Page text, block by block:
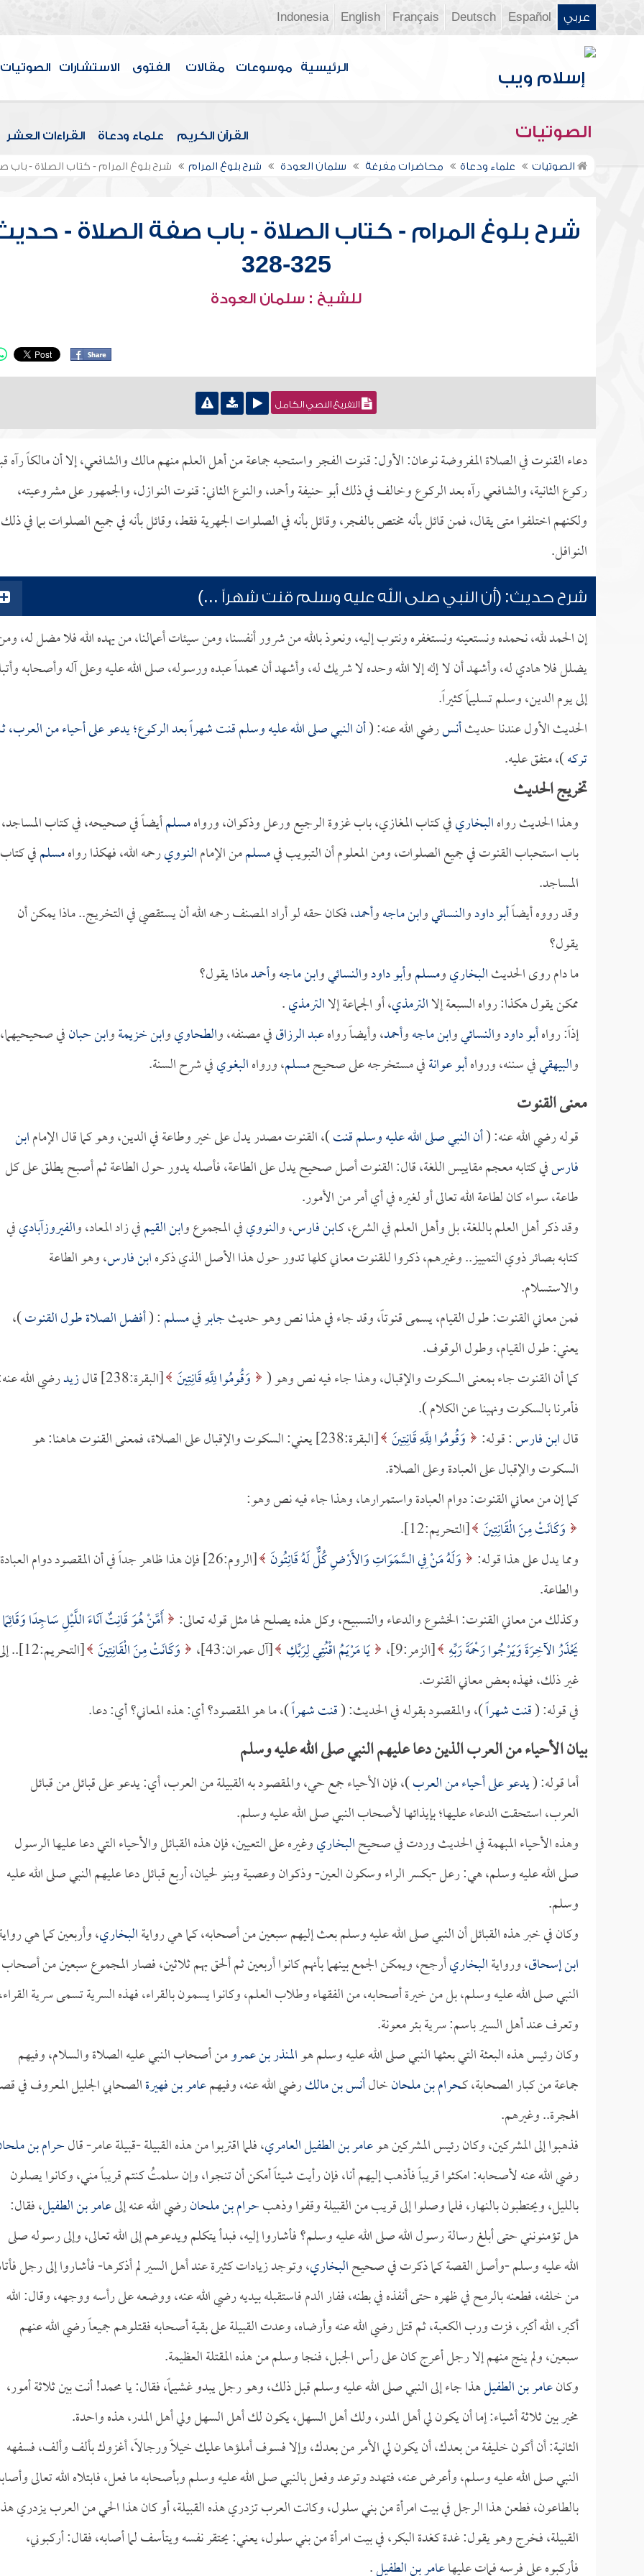
عربي Español
Deutsch
Français
English
Indonesia
الرئيسية موسوعات مقالات الفتوى الاستشارات الصوتيات
الصوتيات القرآن الكريم علماء ودعاة القراءات العشر
الصوتيات علماء ودعاة محاضرات مفرغة سلمان العودة شرح بلوغ المرام شرح بلوغ المرام - كتاب الصلاة - باب صفة
شرح بلوغ المرام - كتاب الصلاة - باب صفة الصلاة -
325-328
للشيخ : سلمان العودة
التفريغ النصي الكامل
دعاء القنوت في الصلاة المفروضة نوعان: الأول: قنوت الفجر واستحبه جماعة من أهل العلم منهم مالك والشافعي، إلا أن مالكاً رآه
ركوع الثانية، والشافعي رآه بعد الركوع وخالف في ذلك أبو حنيفة وأحمد، والنوع الثاني: قنوت النوازل، والجمهور على مشروعيته،
ولكنهم اختلفوا متى يقال، فمن قائل بأنه مختص بالفجر، وقائل بأنه في الصلوات الجهرية فقط، وقائل بأنه في جميع الصلوات بما في ذلك
النوافل.
شرح حديث: (أن النبي صلى الله عليه وسلم قنت شهراً ...)
إن الحمد لله، نحمده ونستعينه ونستغفره ونتوب إليه، ونعوذ بالله من شرور أنفسنا، ومن سيئات أعمالنا، من يهده الله فلا مضل له،
يضلل فلا هادي له، وأشهد أن لا إله إلا الله وحده لا شريك له، وأشهد أن محمداً عبده ورسوله، صلى الله عليه وعلى آله وأصحابه
إلى يوم الدين، وسلم تسليماً كثيراً.
الحديث الأول عندنا حديثأنسرضي الله عنه: (أن النبي صلى الله عليه وسلم قنت شهراً بعد الركوع؛ يدعو على أحياء من العرب،
تركه)، متفق عليه. ‏
تخريج الحديث
وهذا الحديث رواهالبخاريفي كتاب المغازي، باب غزوة الرجيع ورعل وذكوان، ورواهمسلمأيضاً في صحيحه، في كتاب المساجد،
باب استحباب القنوت في جميع الصلوات، ومن المعلوم أن التبويب فيمسلممن الإمامالنوويرحمه الله، فهكذا رواهمسلمفي كتاب
المساجد.
وقد رووه أيضاًأبو داودوالنسائيوابن ماجهوأحمد، فكان حقه لو أراد المصنف رحمه الله أن يستقصي في التخريج.. ماذا يمكن أن
يقول؟
ما دام روى الحديثالبخاريومسلموأبو داودوالنسائيوابن ماجهوأحمدماذا يقول؟
ممكن يقول هكذا: رواه السبعة إلاالترمذي، أو الجماعة إلاالترمذي.
إذاً: رواهأبو داودوالنسائيوابن ماجهوأحمد، وأيضاً رواهعبد الرزاقفي مصنفه، والطحاويوابن خزيمةوابن حبانفي صحيحيهما،
والبيهقيفي سننه، ورواهأبو عوانةفي مستخرجه على صحيحمسلم، ورواهالبغويفي شرح السنة.
معنى القنوت
قوله رضي الله عنه: (أن النبي صلى الله عليه وسلم قنت)، القنوت مصدر يدل على خير وطاعة في الدين، وهو كما قال الإمامابن
فارسفي كتابه معجم مقاييس اللغة، قال: القنوت أصل صحيح يدل على الطاعة، فأصله يدور حول الطاعة ثم أصبح يطلق على كل
طاعة، سواء كان لطاعة الله تعالى أو لغيره في أي أمر من الأمور.
وقد ذكر أهل العلم باللغة، بل وأهل العلم في الشرع، كـابن فارس، والنوويفي المجموع وابن القيمفي زاد المعاد، والفيروزآباديفي
كتابه بصائر ذوي التمييز.. وغيرهم، ذكروا للقنوت معاني كلها تدور حول هذا الأصل الذي ذكرهابن فارس، وهو الطاعة
والاستسلام.
فمن معاني القنوت: طول القيام، يسمى قنوتاً، وقد جاء في هذا نص وهو حديثجابرفيمسلم: (أفضل الصلاة طول القنوت)،
يعني: طول القيام، وطول الوقوف.
كما أن القنوت جاء بمعنى السكوت والإقبال، وهذا جاء فيه نص وهو ( وَقُومُوا لِلَّهِ قَانِتِينَ [البقرة:238] قال زيدرضي الله
فأمرنا بالسكوت ونهينا عن الكلام ).
قالابن فارس: قوله: وَقُومُوا لِلَّهِ قَانِتِينَ
[البقرة:238] يعني: السكوت والإقبال على الصلاة، فمعنى القنوت هاهنا: هو
السكوت والإقبال على العبادة وعلى الصلاة.
كما إن من معاني القنوت: دوام العبادة واستمرارها، وهذا جاء فيه نص وهو:
وَكَانَتْ مِنَ الْقَانِتِينَ [التحريم:12].
ومما يدل على هذا قوله:
وَلَهُ مَنْ فِي السَّمَوَاتِ وَالأَرْضِ كُلٌّ لَهُ قَانِتُونَ
[الروم:26] فإن هذا ظاهر جداً في أن المقصود دوام العبادة
والطاعة.
وكذلك من معاني القنوت: الخشوع والدعاء والتسبيح، وكل هذه يصلح لها مثل قوله تعالى: أَمَّنْ هُوَ قَانِتٌ آنَاءَ اللَّيْلِ سَاجِدًا وَقَائِمًا
يَحْذَرُ الآخِرَةَ وَيَرْجُوا رَحْمَةَ رَبِّهِ [الزمر:9]، يَا مَرْيَمُ اقْنُتِي لِرَبِّكِ [آل عمران:43]، وَكَانَتْ مِنَ الْقَانِتِينَ
غير ذلك، فهذه بعض معاني القنوت.
في قوله: (قنت شهراً)، والمقصود بقوله في الحديث: (قنت شهراً)، ما هو المقصود؟ أي: هذه المعاني؟ أي: دعا.
بيان الأحياء من العرب الذين دعا عليهم النبي صلى الله عليه وسلم
أما قوله: (يدعو على أحياء من العرب)، فإن الأحياء جمع حي، والمقصود به القبيلة من العرب، أي: يدعو على قبائل من قبائل
العرب، استحقت الدعاء عليها؛ بإيذائها لأصحاب النبي صلى الله عليه وسلم.
وهذه الأحياء المبهمة في الحديث وردت في صحيحالبخاريوغيره على التعيين، فإن هذه القبائل والأحياء التي دعا عليها الرسول
صلى الله عليه وسلم، هي: رعل -بكسر الراء وسكون العين- وذكوان وعصية وبنو لحيان، أربع قبائل دعا عليهم النبي صلى الله عليه
وسلم.
وكان في خبر هذه القبائل أن النبي صلى الله عليه وسلم بعث إليهم سبعين من أصحابه، كما هي روايةالبخاري، وأربعين كما هي
ابن إسحاق، وروايةالبخاريأرجح، ويمكن الجمع بينهما بأنهم كانوا أربعين ثم ألحق بهم ثلاثين، فصار المجموع سبعين من أصحاب
النبي صلى الله عليه وسلم، بل من خيرة أصحابه، من الفقهاء وطلاب العلم، وكانوا يسمون بالقراء، فهذه السرية تسمى سرية
وتعرف عند أهل السير باسم: سرية بئر معونة.
وكان رئيس هذه البعثة التي بعثها النبي صلى الله عليه وسلم هوالمنذر بن عمرومن أصحاب النبي عليه الصلاة والسلام، وفيهم
جماعة من كبار الصحابة، كـحرام بن ملحانخالأنس بن مالكرضي الله عنه، وفيهمعامر بن فهيرةالصحابي الجليل المعروف في
الهجرة.. وغيرهم.
فذهبوا إلى المشركين، وكان رئيس المشركين هوعامر بن الطفيل العامري، فلما اقتربوا من هذه القبيلة -قبيلة عامر- قالحرام بن
رضي الله عنه لأصحابه: امكثوا قريباً فأذهب إليهم أنا، فإن رأيت شيئاً أمكن أن تنجوا، وإن سلمتُ كنتم قريباً مني، وكانوا يصلون
بالليل، ويحتطبون بالنهار، فلما وصلوا إلى قريب من القبيلة وقفوا وذهبحرام بن ملحانرضي الله عنه إلىعامر بن الطفيل، فقال:
هل تؤمنونني حتى أبلغ رسالة رسول الله صلى الله عليه وسلم؟ فأشاروا إليه، فبدأ يتكلم ويدعوهم إلى الله تعالى، وإلى رسوله صلى
الله عليه وسلم -وأصل القصة كما ذكرت في صحيحالبخاري، وتوجد زيادات كثيرة عند أهل السير لم أذكرها- فأشاروا إلى رجل
من خلفه، فطعنه بالرمح في ظهره حتى أنفذه في بطنه، ففار الدم فاستقبله بيديه رضي الله عنه، ووضعه على رأسه ووجهه، وقال: الله
أكبر، الله أكبر، فزت ورب الكعبة، ثم قتل رضي الله عنه وأرضاه، وعدت القبيلة على بقية أصحابه فقتلوهم جميعاً رضي الله عنهم
سبعين، ولم ينج منهم إلا رجل أعرج كان على رأس الجبل، فنجا وسلم من هذه المقتلة العظيمة.
وكانعامر بن الطفيلهذا جاء إلى النبي صلى الله عليه وسلم قبل ذلك، وهو رجل يبدو غشيماً، فقال: يا محمد! أنت بين ثلاثة أمور،
مخير بين ثلاثة أشياء: إما أن يكون لي أهل المدر، ولك أهل السهل، يكون لك أهل السهل ولي أهل المدر، هذه واحدة.
الثانية: أن أكون خليفة من بعدك، أن يكون لي الأمر من بعدك، وإلا فسوف أملؤها عليك خيلاً ورجالاً، أغزوك بألف وألف، فسفهه
النبي صلى الله عليه وسلم، وأعرض عنه، فتهدد وتوعد وفعل بالنبي صلى الله عليه وسلم وبأصحابه ما فعل، فابتلاه الله تعالى
بالطاعون، فطعن هذا الرجل في بيت امرأة من بني سلول، وكانت العرب تزدري هذه القبيلة، أو كان هذا الحي من العرب يزدري
القبيلة، فخرج وهو يقول: غدة كغدة البكر، في بيت امرأة من بني سلول، يعني: يحتقر نفسه ويتأسف لما أصابه، فقال: أركبوني،
فأركبوه على فرسه فمات عليهاعامر بن الطفيل.